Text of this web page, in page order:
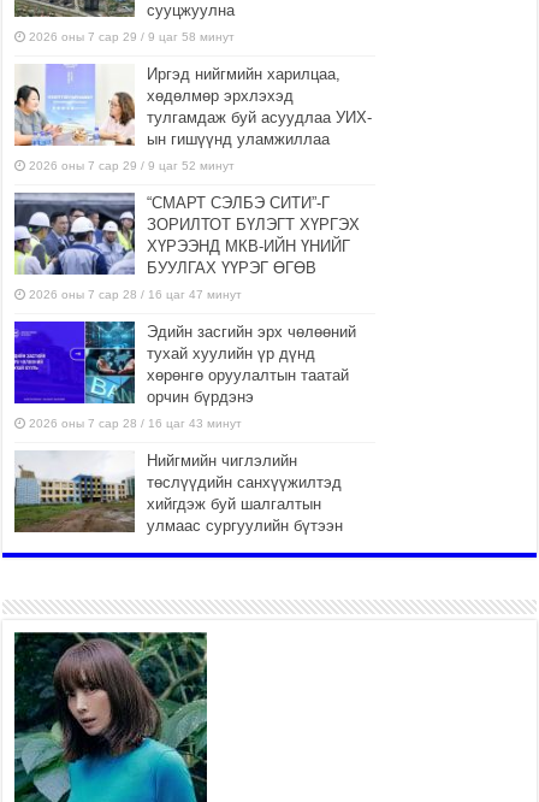
сууцжуулна
2026 оны 7 сар 29 / 9 цаг 58 минут
Иргэд нийгмийн харилцаа,
хөдөлмөр эрхлэхэд
тулгамдаж буй асуудлаа УИХ-
ын гишүүнд уламжиллаа
2026 оны 7 сар 29 / 9 цаг 52 минут
“СМАРТ СЭЛБЭ СИТИ”-Г
ЗОРИЛТОТ БҮЛЭГТ ХҮРГЭХ
ХҮРЭЭНД МКВ-ИЙН ҮНИЙГ
БУУЛГАХ ҮҮРЭГ ӨГӨВ
2026 оны 7 сар 28 / 16 цаг 47 минут
Эдийн засгийн эрх чөлөөний
тухай хуулийн үр дүнд
хөрөнгө оруулалтын таатай
орчин бүрдэнэ
2026 оны 7 сар 28 / 16 цаг 43 минут
Нийгмийн чиглэлийн
төслүүдийн санхүүжилтэд
хийгдэж буй шалгалтын
улмаас сургуулийн бүтээн
Хан-Уул дүүргийн 4 дүгээр
хороонд баригдсан 960
хүүхдийн хүчин чадалтай
сургуулийн барилгын ажил
дууссан байна
2026 оны 7 сар 28 / 14 цаг 29 минут
Жил бүр ярьдаг, жил бүр